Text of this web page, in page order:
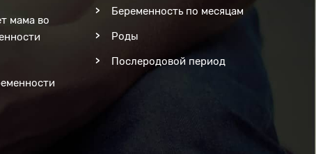
мама во
Беременность по месяцам
Роды
Послеродовой период